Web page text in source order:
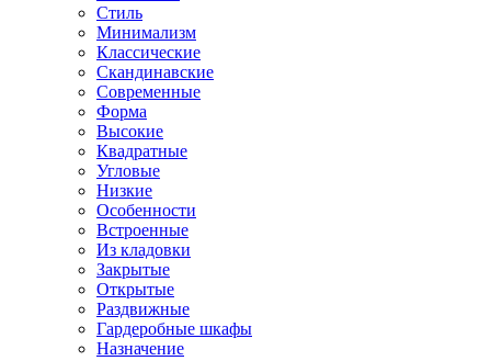
Стиль
Минимализм
Классические
Скандинавские
Современные
Форма
Высокие
Квадратные
Угловые
Низкие
Особенности
Встроенные
Из кладовки
Закрытые
Открытые
Раздвижные
Гардеробные шкафы
Назначение